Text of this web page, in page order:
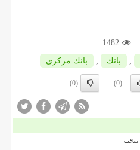
1482
, بانك , بانك مركزی
(0)
(0)